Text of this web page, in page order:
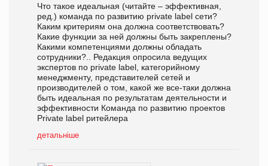
Что такое идеальная (читайте – эффективная,
ред.) команда по развитию private label сети?
Каким критериям она должна соответствовать?
Какие функции за ней должны быть закреплены?
Какими компетенциями должны обладать
сотрудники?.. Редакция опросила ведущих
экспертов по private label, категорийному
менеджменту, представителей сетей и
производителей о том, какой же все-таки должна
быть идеальная по результатам деятельности и
эффективности Команда по развитию проектов
Private label ритейлера
детальніше